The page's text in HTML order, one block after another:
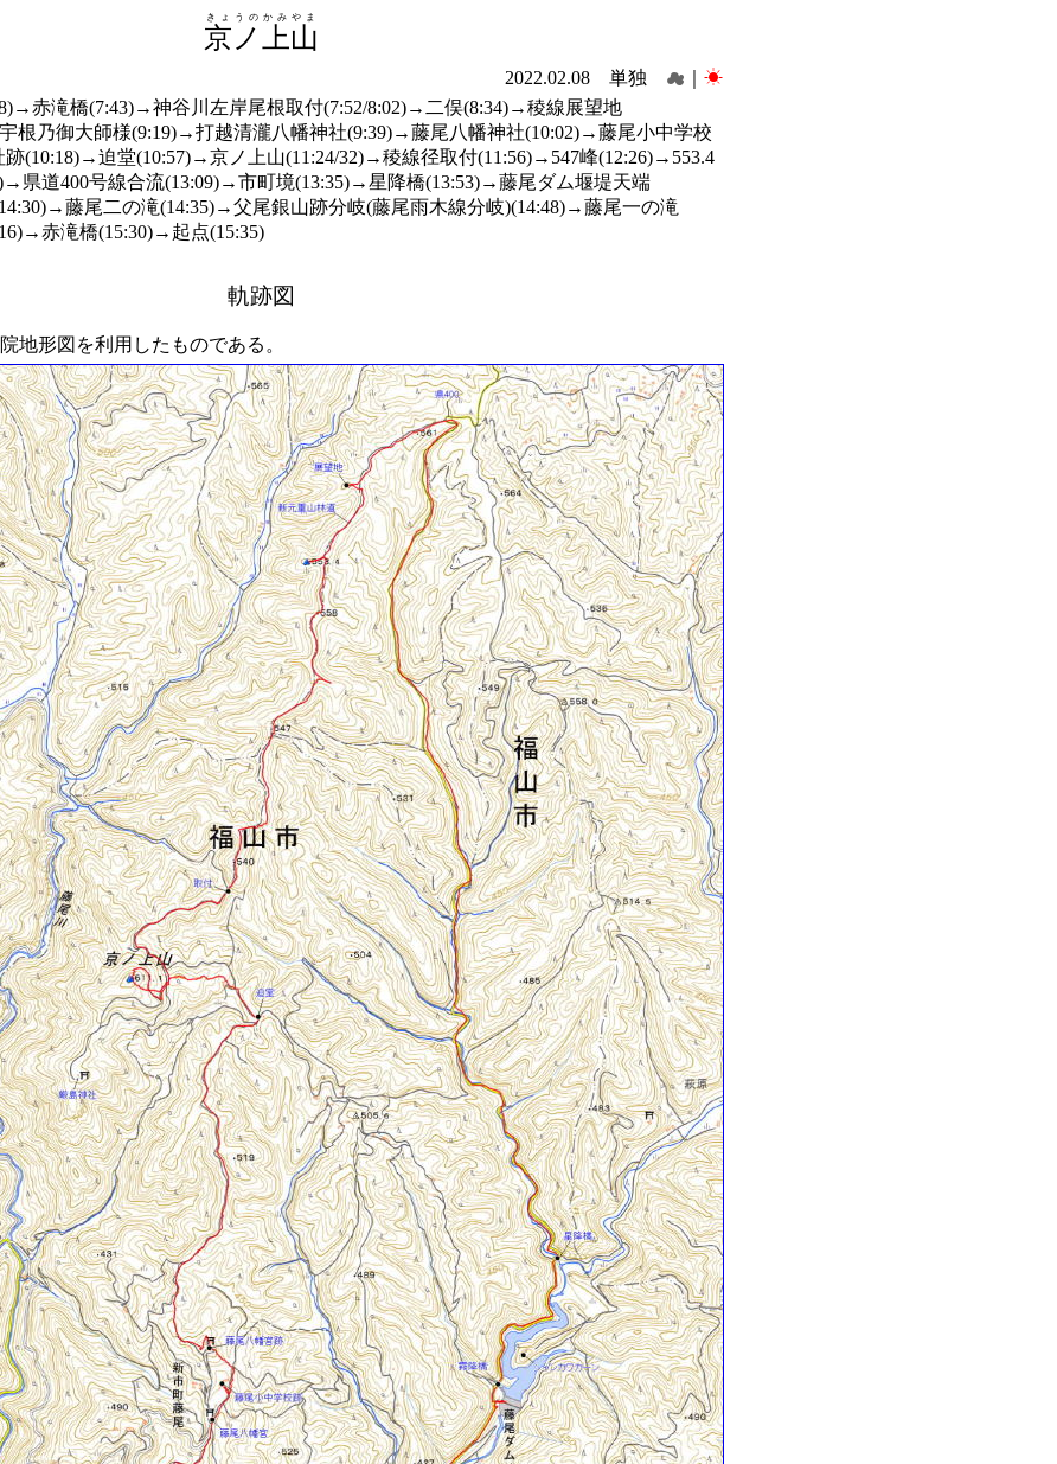
京ノ上山
きょうのかみやま
2022.02.08 単独 ☁
☀
赤滝橋(7:43)→神谷川左岸尾根取付(7:52/8:02)→二俣(8:34)→稜線展望地
根乃御大師様(9:19)→打越清瀧八幡神社(9:39)→藤尾八幡神社(10:02)→藤尾小中学校
(10:18)→迫堂(10:57)→京ノ上山(11:24/32)→稜線径取付(11:56)→547峰(12:26)→553.4
県道400号線合流(13:09)→市町境(13:35)→星降橋(13:53)→藤尾ダム堰堤天端
藤尾二の滝(14:35)→父尾銀山跡分岐(藤尾雨木線分岐)(14:48)→藤尾一の滝
赤滝橋(15:30)→起点(15:35)
軌跡図
地形図を利用したものである。